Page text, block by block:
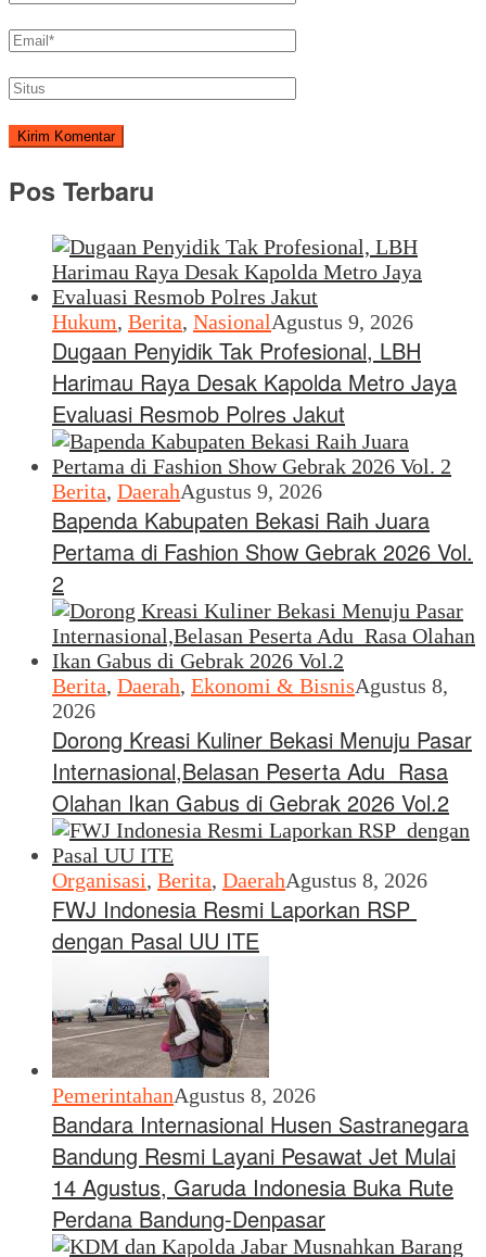
Pos Terbaru
Hukum, Berita, NasionalAgustus 9, 2026
Dugaan Penyidik Tak Profesional, LBH
Harimau Raya Desak Kapolda Metro Jaya
Evaluasi Resmob Polres Jakut
Berita, DaerahAgustus 9, 2026
Bapenda Kabupaten Bekasi Raih Juara
Pertama di Fashion Show Gebrak 2026 Vol.
2
Berita, Daerah, Ekonomi & BisnisAgustus 8,
2026
Dorong Kreasi Kuliner Bekasi Menuju Pasar
Internasional,Belasan Peserta Adu Rasa
Olahan Ikan Gabus di Gebrak 2026 Vol.2
Organisasi, Berita, DaerahAgustus 8, 2026
FWJ Indonesia Resmi Laporkan RSP
dengan Pasal UU ITE
PemerintahanAgustus 8, 2026
Bandara Internasional Husen Sastranegara
Bandung Resmi Layani Pesawat Jet Mulai
14 Agustus, Garuda Indonesia Buka Rute
Perdana Bandung-Denpasar